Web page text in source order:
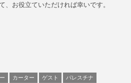
、お役立ていただければ幸いです。
カーター ゲスト
パレスチナ